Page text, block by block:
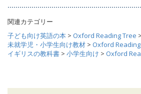
関連カテゴリー
子ども向け英語の本 > Oxford Reading Tree >
未就学児・小学生向け教材 > Oxford
イギリスの教科書 > 小学生向け > Oxford